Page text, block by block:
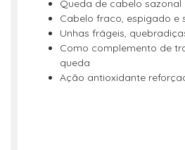
Queda de cabelo sazonal
Cabelo fraco, espigado e
Unhas frágeis,
Como complemento de
queda
Ação antioxidante